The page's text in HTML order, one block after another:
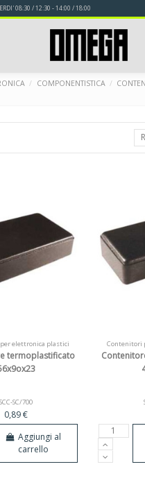
08:30 / 12:30 - 14:00 / 18:00
COMPONENTISTICA
elettronica plastici
termoplastificato
SCC-SC/700
0,89 €
Aggiungi al
carrello
Contenitori